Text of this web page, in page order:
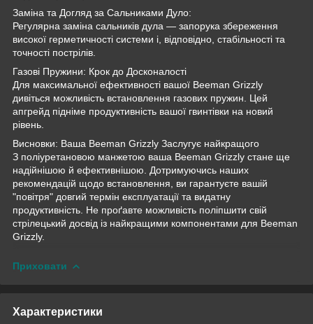
Заміна та Догляд за Сальниками Дуло:
Регулярна заміна сальників дула — запорука збереження
високої герметичності системи і, відповідно, стабільності та
точності пострілів.
Газові Пружини: Крок до Досконалості
Для максимальної ефективності вашої Beeman Grizzly
дивіться можливість встановлення газових пружин. Цей
апгрейд підніме продуктивність вашої гвинтівки на новий
рівень.
Висновки: Ваша Beeman Grizzly Заслугує найкращого
З поліуретановою манжетою ваша Beeman Grizzly стане ще
надійнішою й ефективнішою. Дотримуючись наших
рекомендацій щодо встановлення, ви гарантуєте вашій
"повітря" довгий термін експлуатації та видатну
продуктивність. Не проґавте можливість поліпшити свій
стрілецький досвід із найкращими компонентами для Beeman
Grizzly.
Приховати
Характеристики